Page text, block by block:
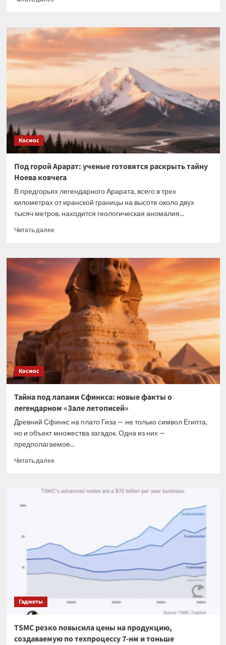
Мы
живем
огромного
мыслящего
или
Могут
ли
обладать
сознанием?
Космос
Под горой Арарат: ученые готовятся раскрыть тайну
Ноева ковчега
В предгорьях легендарного Арарата, всего в трех
километрах от иранской границы на высоте около двух
тысяч метров, находится геологическая аномалия...
Читать далееПрочитать
Под
горой
Арарат:
ученые
готовятся
раскрыть
тайну
Ноева
ковчега
Космос
Тайна под лапами Сфинкса: новые факты о
легендарном «Зале летописей»
Древний Сфинкс на плато Гиза — не только символ Египта,
но и объект множества загадок. Одна из них —
предполагаемое...
Читать далееПрочитать
Тайна
о
легендарном
«Зале
летописей»
Гаджеты
TSMC резко повысила цены на продукцию,
создаваемую по техпроцессу 7-нм и тоньше